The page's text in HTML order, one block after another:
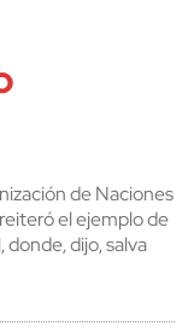
de Naciones
el ejemplo de
dijo, salva